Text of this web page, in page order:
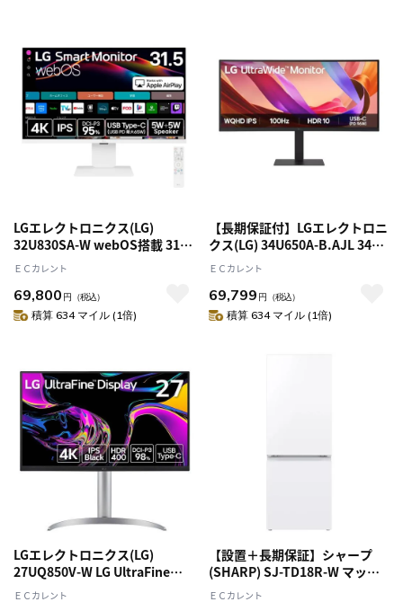
LGエレクトロニクス(LG)
32U830SA-W webOS搭載 31.5
インチ 4K LG Smart Monitor
IPSディスプレイ モニター
ＥＣカレント
69,800 円 （税込）
積算 634 マイル (1倍)
【長期保証付】LGエレクトロニ
クス(LG) 34U650A-B.AJL 34型
WQHD (3440x1440) 3800R曲
面型 IPS Monitor ウルトラワイ
ド ディスプレイ
ＥＣカレント
69,799 円 （税込）
積算 634 マイル (1倍)
LGエレクトロニクス(LG)
27UQ850V-W LG UltraFine
Display 27型 4Kディスプレイ
ＥＣカレント
【設置＋長期保証】シャープ
(SHARP) SJ-TD18R-W マット
ホワイト 2ドア 冷蔵庫 つけかえ
ＥＣカレント